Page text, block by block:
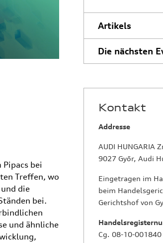
bei
Treffen, wo
die
bei.
und ähnliche
Artikels
Die nächsten
Kontakt
Addresse
AUDI HUNGARIA
9027 Győr, Audi
Eingetragen im
beim
Gerichtshof von
Cg. 08-10-001840